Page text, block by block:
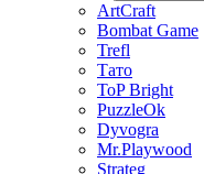
ArtCraft
Bombat Game
Trefl
Тато
ToP Bright
PuzzleOk
Dyvogra
Mr.Playwood
Strateg